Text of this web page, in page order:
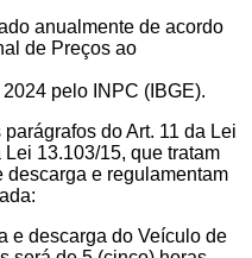
anualmente de acordo
de Preços ao
pelo INPC (IBGE).
do Art. 11 da Lei
13.103/15, que tratam
descarga e regulamentam
e descarga do Veículo de